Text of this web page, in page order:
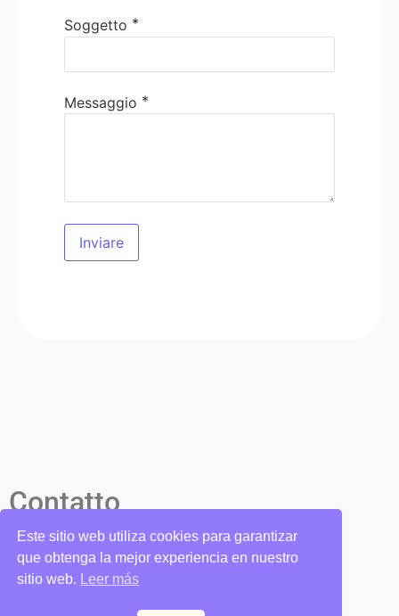
Soggetto *
Messaggio *
Inviare
Contatto
candelorosoto@gmail.com
+39 (331) 3834851
Este sitio web utiliza cookies para garantizar
que obtenga la mejor experiencia en nuestro
sitio web.
Leer más